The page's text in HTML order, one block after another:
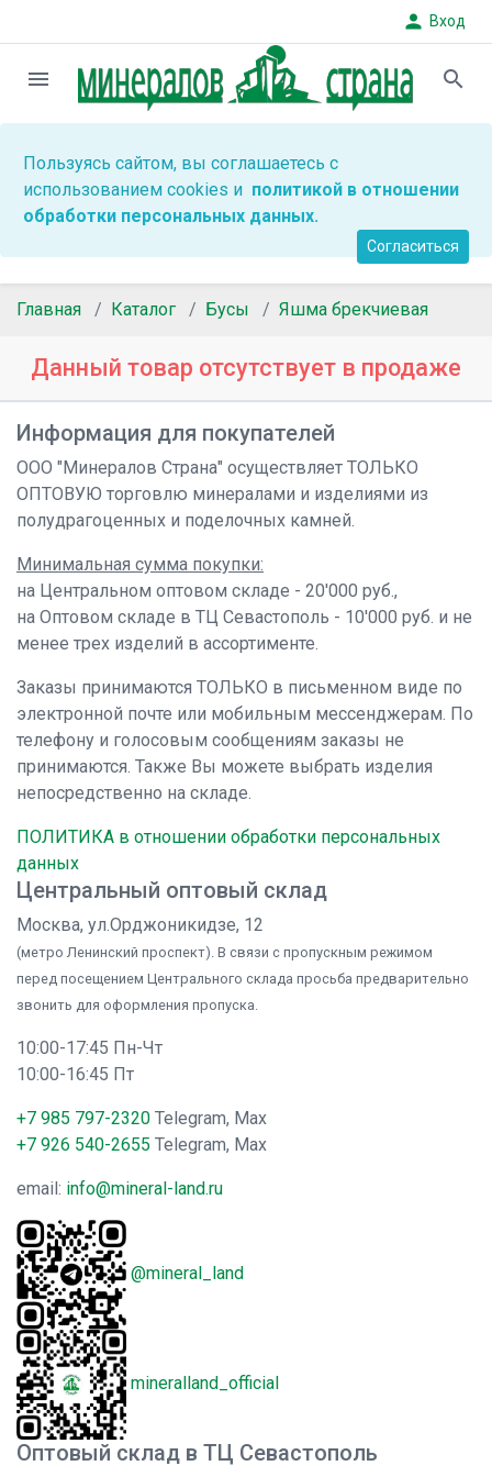
person Вход
menu search
Пользуясь сайтом, вы соглашаетесь с
использованием cookies и политикой в отношении
обработки персональных данных.
Согласиться
Главная Каталог Бусы Яшма брекчиевая
Данный товар отсутствует в продаже
Информация для покупателей
ООО "Минералов Страна" осуществляет ТОЛЬКО
ОПТОВУЮ торговлю минералами и изделиями из
полудрагоценных и поделочных камней.
Минимальная сумма покупки:
на Центральном оптовом складе - 20'000 руб.,
на Оптовом складе в ТЦ Севастополь - 10'000 руб. и не
менее трех изделий в ассортименте.
Заказы принимаются ТОЛЬКО в письменном виде по
электронной почте или мобильным мессенджерам. По
телефону и голосовым сообщениям заказы не
принимаются. Также Вы можете выбрать изделия
непосредственно на складе.
ПОЛИТИКА в отношении обработки персональных
данных
Центральный оптовый склад
Москва, ул.Орджоникидзе, 12
(метро Ленинский проспект). В связи с пропускным режимом
перед посещением Центрального склада просьба предварительно
звонить для оформления пропуска.
10:00-17:45 Пн-Чт
10:00-16:45 Пт
+7 985 797-2320 Telegram, Max
+7 926 540-2655 Telegram, Max
email: info@mineral-land.ru
@mineral_land
mineralland_official
Оптовый склад в ТЦ Севастополь